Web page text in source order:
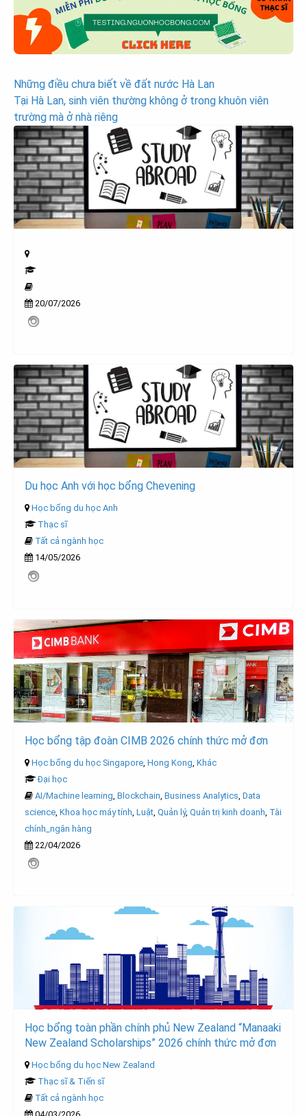
Post
navigation
Những điều chưa biết về đất nước Hà Lan
Tại Hà Lan, sinh viên thường không ở trong khuôn viên
trường mà ở nhà riêng
20/07/2026
Du học Anh với học bổng Chevening
Học bổng du học Anh
Thạc sĩ
Tất cả ngành học
14/05/2026
Học bổng tập đoàn CIMB 2026 chính thức mở đơn
Học bổng du học Singapore Hong Kong Khác
Đại học
AI/Machine learning Blockchain Business Analytics Data
science Khoa học máy tính Luật Quản lý, Quản trị kinh doanh Tài
chính_ngân hàng
22/04/2026
Học bổng toàn phần chính phủ New Zealand “Manaaki
New Zealand Scholarships” 2026 chính thức mở đơn
Học bổng du học New Zealand
Thạc sĩ & Tiến sĩ
Tất cả ngành học